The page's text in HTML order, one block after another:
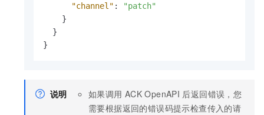
"channel" :
"patch"
}
}
}
说明 如果调用 ACK OpenAPI 后返回错误，您
需要根据返回的错误码提示检查传入的请